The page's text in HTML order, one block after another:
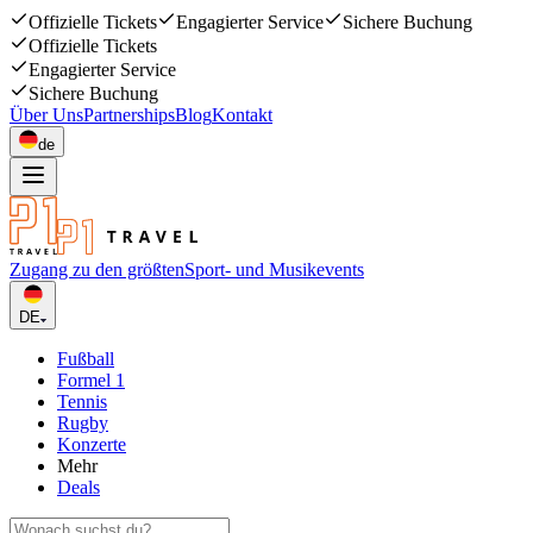
Offizielle Tickets Engagierter Service
Sichere Buchung
Offizielle Tickets
Engagierter Service
Sichere Buchung
Über UnsPartnershipsBlogKontakt
de
Zugang zu den größtenSport- und Musikevents
DE
Fußball
Formel 1
Tennis
Rugby
Konzerte
Mehr
Deals